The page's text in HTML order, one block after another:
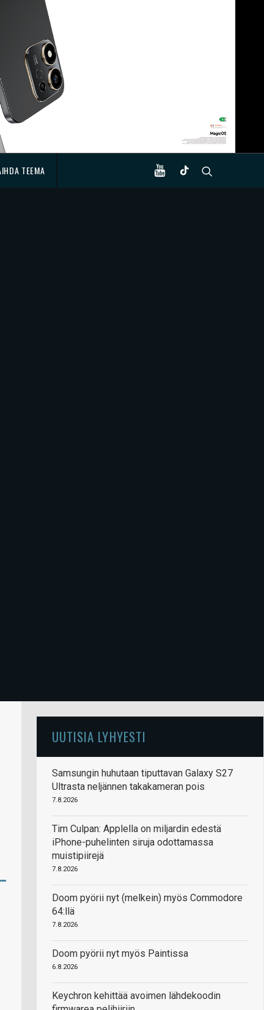
TEEMA
UUTISIA LYHYESTI
Samsungin huhutaan tiputtavan Galaxy S27
Ultrasta neljännen takakameran pois
7.8.2026
Tim Culpan: Applella on miljardin edestä
iPhone-puhelinten siruja odottamassa
muistipiirejä
7.8.2026
Doom pyörii nyt (melkein) myös Commodore
64:llä
7.8.2026
Doom pyörii nyt myös Paintissa
6.8.2026
Keychron kehittää avoimen lähdekoodin